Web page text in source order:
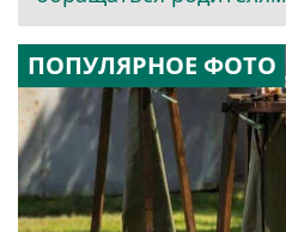
ПОПУЛЯРНОЕ ФОТО